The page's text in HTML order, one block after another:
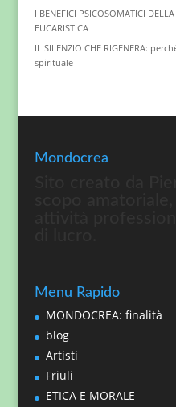
I BENEFICI PSICOSOMATICI
EUCARISTICA
IL SILENZIO CHE RIGENERA:
spirituale
Mondocrea
Menu Rapido
MONDOCREA: finalità
blog
Artisti
Friuli
ETICA E MORALE